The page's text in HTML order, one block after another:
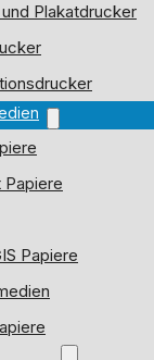
Plakatdrucker
Papiere
Papiere